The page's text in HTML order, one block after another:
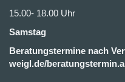
15.00- 18.00 Uhr
Samstag
Beratungstermine nach
weigl.de/